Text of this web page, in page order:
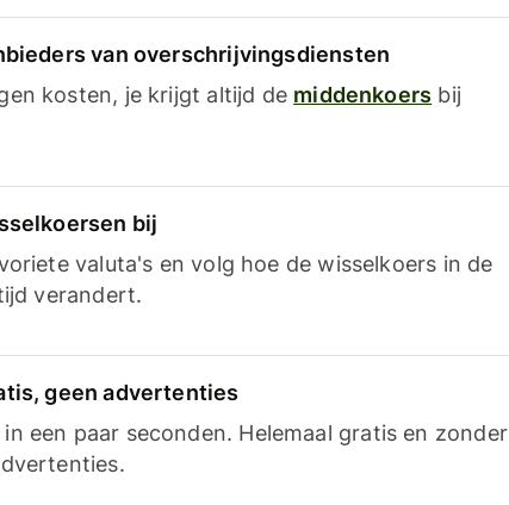
van overschrijvingsdiensten
kosten, je krijgt altijd de middenkoers bij
bij
valuta's en volg hoe de wisselkoers in de
verandert.
geen advertenties
een paar seconden. Helemaal gratis en zonder